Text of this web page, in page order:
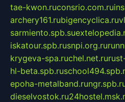
tae-kwon.ruconsrio.com.ru
archery161.rubigencyclica.ru
sarmiento.spb.su
iskatour.spb.rusnpi.org.ru
krygeva-spa.ruchel.net.ru
hl-beta.spb.ru
epoha-metalband.ru
dieselvostok.ru